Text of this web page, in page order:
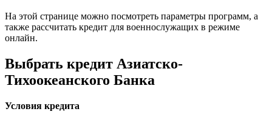
На этой странице можно посмотреть параметры программ, а
также рассчитать кредит для военнослужащих в режиме
онлайн.
Выбрать кредит Азиатско-
Тихоокеанского Банка
Условия кредита